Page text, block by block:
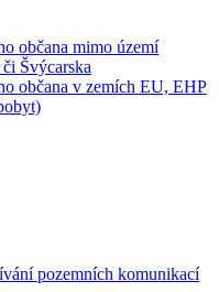
občana mimo území
Švýcarska
občana v zemích EU, EHP
pozemních komunikací